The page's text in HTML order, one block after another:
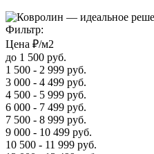
Фильтр:
Цена ₽/м2
до 1 500 руб.
1 500 - 2 999 руб.
3 000 - 4 499 руб.
4 500 - 5 999 руб.
6 000 - 7 499 руб.
7 500 - 8 999 руб.
9 000 - 10 499 руб.
10 500 - 11 999 руб.